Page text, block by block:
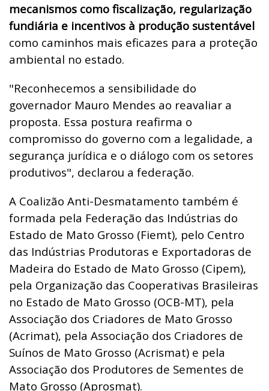
mecanismos como fiscalização, regularização
fundiária e incentivos à produção sustentável
como caminhos mais eficazes para a proteção
ambiental no estado.
"Reconhecemos a sensibilidade do
governador Mauro Mendes ao reavaliar a
proposta. Essa postura reafirma o
compromisso do governo com a legalidade, a
segurança jurídica e o diálogo com os setores
produtivos", declarou a federação.
A Coalizão Anti-Desmatamento também é
formada pela Federação das Indústrias do
Estado de Mato Grosso (Fiemt), pelo Centro
das Indústrias Produtoras e Exportadoras de
Madeira do Estado de Mato Grosso (Cipem),
pela Organização das Cooperativas Brasileiras
no Estado de Mato Grosso (OCB-MT), pela
Associação dos Criadores de Mato Grosso
(Acrimat), pela Associação dos Criadores de
Suínos de Mato Grosso (Acrismat) e pela
Associação dos Produtores de Sementes de
Mato Grosso (Aprosmat).